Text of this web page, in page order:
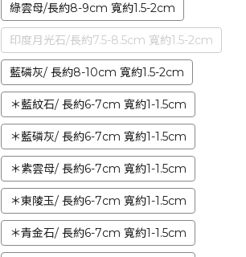
綠雲母/長約8-9cm 寬約1.5-2cm
印度月光石/長約7.5-8.5cm 寬約1.5-2cm
藍磷灰/ 長約8-10cm 寬約1.5-2cm
＊藍紋石/ 長約6-7cm 寬約1-1.5cm
＊藍磷灰/ 長約6-7cm 寬約1-1.5cm
＊紫雲母/ 長約6-7cm 寬約1-1.5cm
＊東陵玉/ 長約6-7cm 寬約1-1.5cm
＊青金石/ 長約6-7cm 寬約1-1.5cm